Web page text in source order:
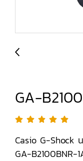
GA-
Casio G-Shock
GA-